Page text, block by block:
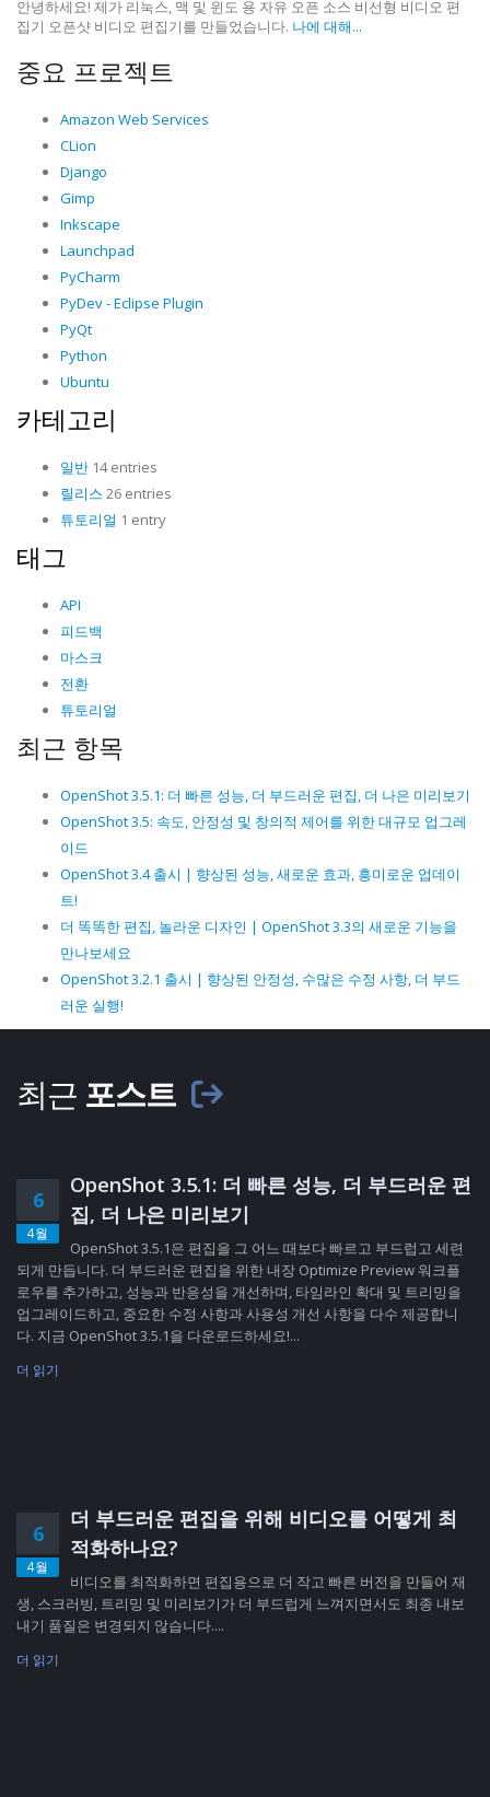
안녕하세요! 제가 리눅스, 맥 및 윈도 용 자유 오픈 소스 비선형 비디오 편
집기 오픈샷 비디오 편집기를 만들었습니다. 나에 대해...
중요 프로젝트
Amazon Web Services
CLion
Django
Gimp
Inkscape
Launchpad
PyCharm
PyDev - Eclipse Plugin
PyQt
Python
Ubuntu
카테고리
일반 14 entries
릴리스 26 entries
튜토리얼 1 entry
태그
API
피드백
마스크
전환
튜토리얼
최근 항목
OpenShot 3.5.1: 더 빠른 성능, 더 부드러운 편집, 더 나은 미리보기
OpenShot 3.5: 속도, 안정성 및 창의적 제어를 위한 대규모 업그레
이드
OpenShot 3.4 출시 | 향상된 성능, 새로운 효과, 흥미로운 업데이
트!
더 똑똑한 편집, 놀라운 디자인 | OpenShot 3.3의 새로운 기능을
만나보세요
OpenShot 3.2.1 출시 | 향상된 안정성, 수많은 수정 사항, 더 부드
러운 실행!
최근 포스트
6
4월
OpenShot 3.5.1: 더 빠른 성능, 더 부드러운 편
집, 더 나은 미리보기
OpenShot 3.5.1은 편집을 그 어느 때보다 빠르고 부드럽고 세련
되게 만듭니다. 더 부드러운 편집을 위한 내장 Optimize Preview 워크플
로우를 추가하고, 성능과 반응성을 개선하며, 타임라인 확대 및 트리밍을
업그레이드하고, 중요한 수정 사항과 사용성 개선 사항을 다수 제공합니
다. 지금 OpenShot 3.5.1을 다운로드하세요!...
더 읽기
6
4월
더 부드러운 편집을 위해 비디오를 어떻게 최
적화하나요?
비디오를 최적화하면 편집용으로 더 작고 빠른 버전을 만들어 재
생, 스크러빙, 트리밍 및 미리보기가 더 부드럽게 느껴지면서도 최종 내보
내기 품질은 변경되지 않습니다....
더 읽기